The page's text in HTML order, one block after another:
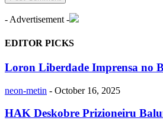
- Advertisement -
EDITOR PICKS
Loron Liberdade Imprensa no
neon-metin - October 16, 2025
HAK Deskobre Prizioneiru